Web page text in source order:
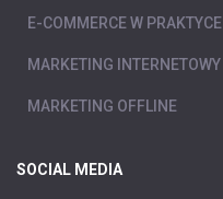
E-COMMERCE W PRAKTYCE
MARKETING INTERNETOWY
MARKETING OFFLINE
SOCIAL MEDIA